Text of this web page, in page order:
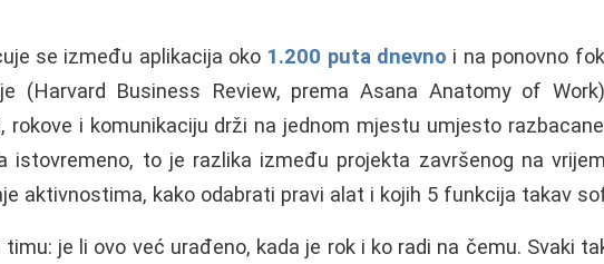
se između aplikacija oko 1.200 puta dnevno i na ponovno
(Harvard Business Review, prema Asana Anatomy of
i komunikaciju drži na jednom mjestu umjesto
istovremeno, to je razlika između projekta završenog na
aktivnostima, kako odabrati pravi alat i kojih 5 funkcija takav
je li ovo već urađeno, kada je rok i ko radi na čemu. Svaki